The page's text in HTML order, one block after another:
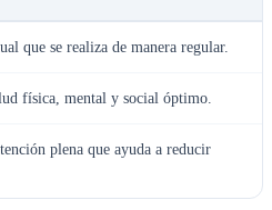
que se realiza de manera regular.
física, mental y social óptimo.
plena que ayuda a reducir